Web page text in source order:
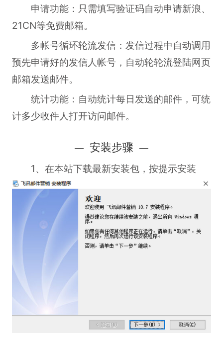
申请功能：只需填写验证码自动申请新浪、
21CN等免费邮箱。
多帐号循环轮流发信：发信过程中自动调用
预先申请好的发信人帐号，自动轮轮流登陆网页
邮箱发送邮件。
统计功能：自动统计每日发送的邮件，可统
计多少收件人打开访问邮件。
安装步骤
1、在本站下载最新安装包，按提示安装